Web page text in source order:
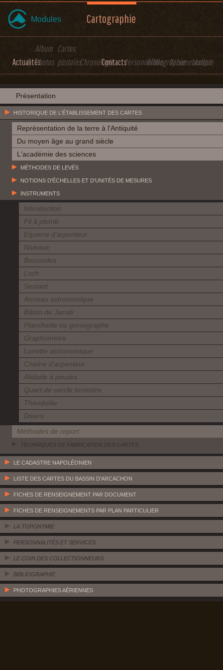
Modules Cartographie
Actualités
Album
Photos
Cartes
postalesChronologieContactsPersonnalitésBibliographieDocumentation
Lexique
Présentation
HISTORIQUE DE L'ÉTABLISSEMENT DES CARTES
Représentation de la terre à l'Antiquité
Du moyen âge au grand siècle
L'académie des sciences
MÉTHODES DE LEVÉS
NOTIONS D'ÉCHELLES ET D'UNITÉS DE MESURES
INSTRUMENTS
Introduction
Fil à plomb
Equerre d'arpenteur
Niveaux
Boussoles
Loch
Sextant
Anneau astronomique
Bâton de Jacob
Planchette ou goniographe
Graphomètre
Lunette astronomique
Chaîne d'arpenteur
Alidade à pinules
Quart de cercle terrestre
Théodolite
Divers
Méthodes de report
TECHNIQUES DE FABRICATION DES CARTES
LE CADASTRE NAPOLÉONIEN
LISTE DES CARTES DU BASSIN D'ARCACHON
FICHES DE RENSEIGNEMENT PAR DOCUMENT
FICHES DE RENSEIGNEMENTS PAR PLAN PARTICULIER
LA TOPONYMIE
PERSONNALITÉS ET SERVICES
LE COIN DES COLLECTIONNEURS
BIBLIOGRAPHIE
PHOTOGRAPHIES AÉRIENNES